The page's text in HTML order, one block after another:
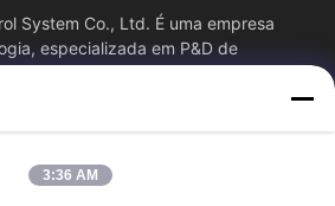
System Co., Ltd. É uma empresa
especializada em P&D de
e...
Quem Somos
3:36 AM